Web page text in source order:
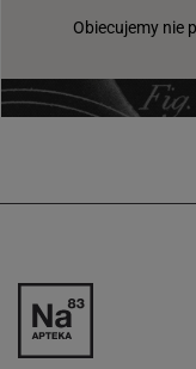
Obiecujemy nie